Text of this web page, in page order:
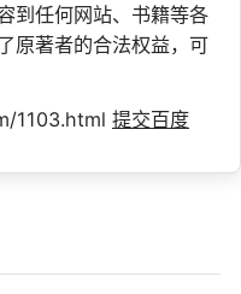
到任何网站、书籍等各
原著者的合法权益，可
1103.html 提交百度